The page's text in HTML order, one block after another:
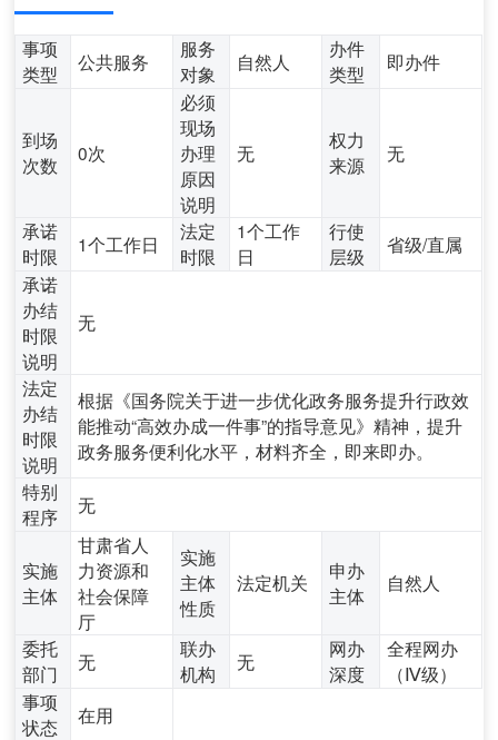
事项
类型
公共服务
服务
对象
自然人
办件
类型
即办件
到场
次数
0次
必须
现场
办理
原因
说明
无
权力
来源
无
承诺
时限
1个工作日
法定
时限
1个工作
日
行使
层级
省级/直属
承诺
办结
时限
说明
无
法定
办结
时限
说明
根据《国务院关于进一步优化政务服务提升行政效
能推动“高效办成一件事”的指导意见》精神，提升
政务服务便利化水平，材料齐全，即来即办。
特别
程序
无
实施
主体
甘肃省人
力资源和
社会保障
厅
实施
主体
性质
法定机关
申办
主体
自然人
委托
部门
无
联办
机构
无
网办
深度
全程网办
（Ⅳ级）
事项
状态
在用